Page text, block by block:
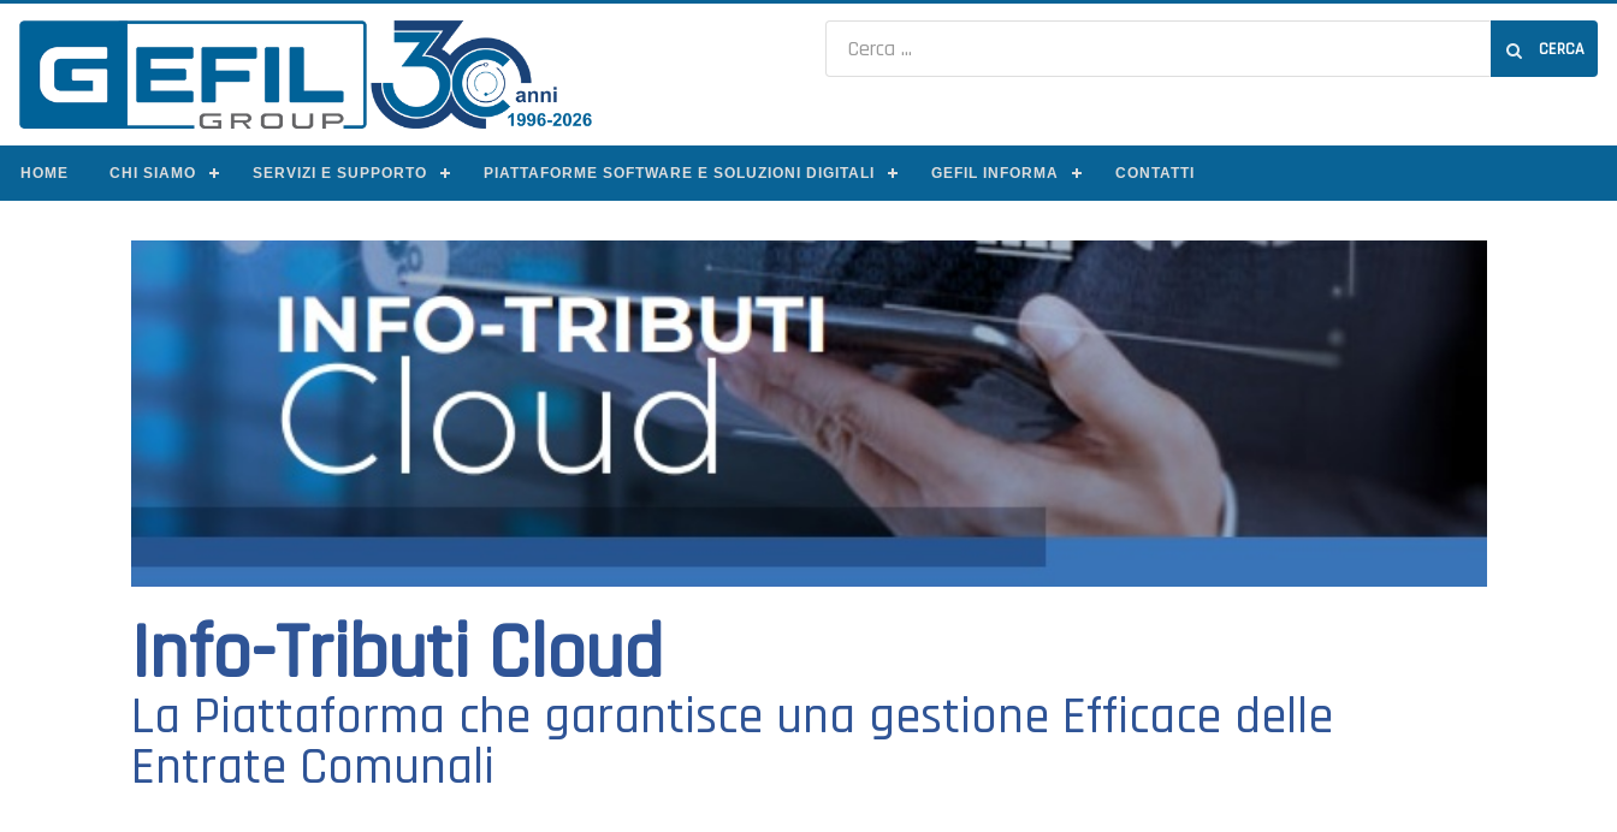
CERCA
HOME CHI SIAMO SERVIZI E SUPPORTO PIATTAFORME SOFTWARE E SOLUZIONI DIGITALI GEFIL INFORMA CONTATTI
Info-Tributi Cloud
La Piattaforma che garantisce una gestione Efficace delle
Entrate Comunali